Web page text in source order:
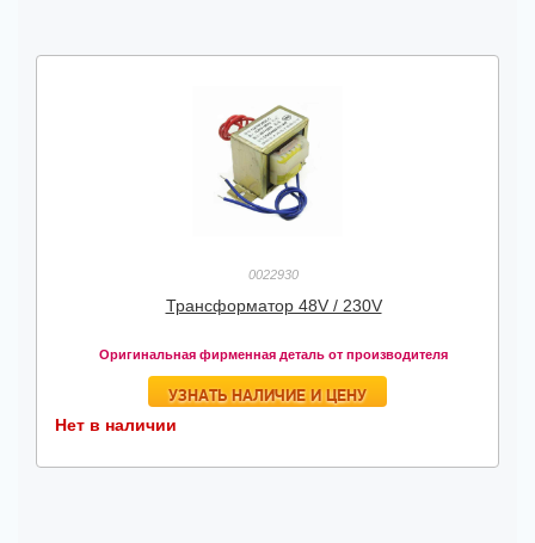
0022930
Трансформатор 48V / 230V
Оригинальная фирменная деталь от производителя
УЗНАТЬ НАЛИЧИЕ И ЦЕНУ
Нет в наличии